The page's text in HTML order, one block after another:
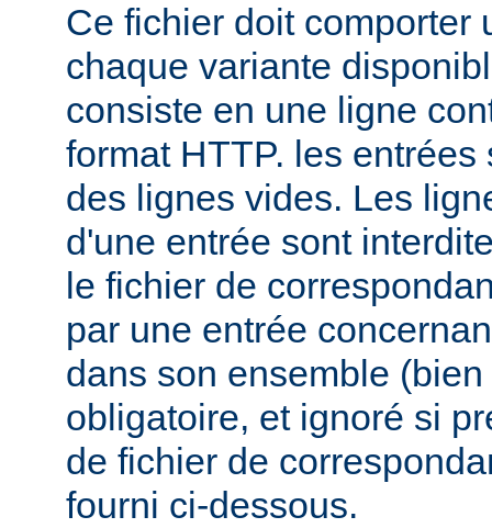
Ce fichier doit comporter
chaque variante
consiste en une ligne
format HTTP. les
des lignes vides. Les
d'une entrée sont
le fichier de
par une entrée
dans son ensemble
obligatoire, et ignoré si
de fichier de
fourni ci-dessous.